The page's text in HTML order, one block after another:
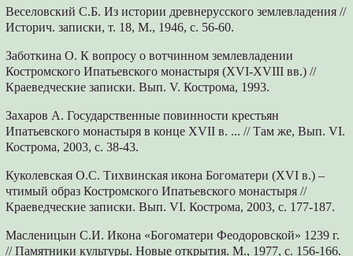
Веселовский С.Б. Из истории древнерусского землевладения //
Историч. записки, т. 18, М., 1946, с. 56-60.
Заботкина О. К вопросу о вотчинном землевладении
Костромского Ипатьевского монастыря (XVI-XVIII вв.) //
Краеведческие записки. Вып. V. Кострома, 1993.
Захаров А. Государственные повинности крестьян
Ипатьевского монастыря в конце XVII в. ... // Там же, Вып. VI.
Кострома, 2003, с. 38-43.
Куколевская О.С. Тихвинская икона Богоматери (XVI в.) –
чтимый образ Костромского Ипатьевского монастыря //
Краеведческие записки. Вып. VI. Кострома, 2003, с. 177-187.
Масленицын С.И. Икона «Богоматери Феодоровской» 1239 г.
// Памятники культуры. Новые открытия. М., 1977, с. 156-166.